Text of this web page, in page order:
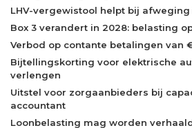
LHV-vergewistool helpt bij
Box 3 verandert in 2028: belasting
Verbod op contante betalingen van
Bijtellingskorting voor elektrische
verlengen
Uitstel voor zorgaanbieders bij
accountant
Loonbelasting mag worden